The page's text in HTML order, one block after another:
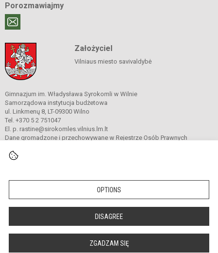
OPTIONS
DISAGREE
ZGADZAM SIĘ
Porozmawiajmy
Założyciel
Vilniaus miesto savivaldybė
Gimnazjum im. Władysława Syrokomli w Wilnie
Samorządowa instytucja budżetowa
ul. Linkmenų 8, LT-09300 Wilno
Tel. +370 5 2 751047
El. p. rastine@sirokomles.vilnius.lm.lt
Dane gromadzone i przechowywane w Rejestrze Osób Prawnych
© 2020. Gimnazjum im. Władysława Syrokomli w Wilnie. Wszelkie prawa
zastrzeżone.